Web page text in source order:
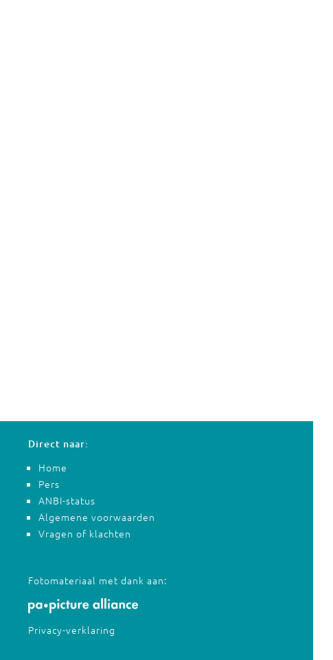
Direct naar:
Home
Pers
ANBI-status
Algemene voorwaarden
Vragen of klachten
Fotomateriaal met dank aan:
Privacy-verklaring